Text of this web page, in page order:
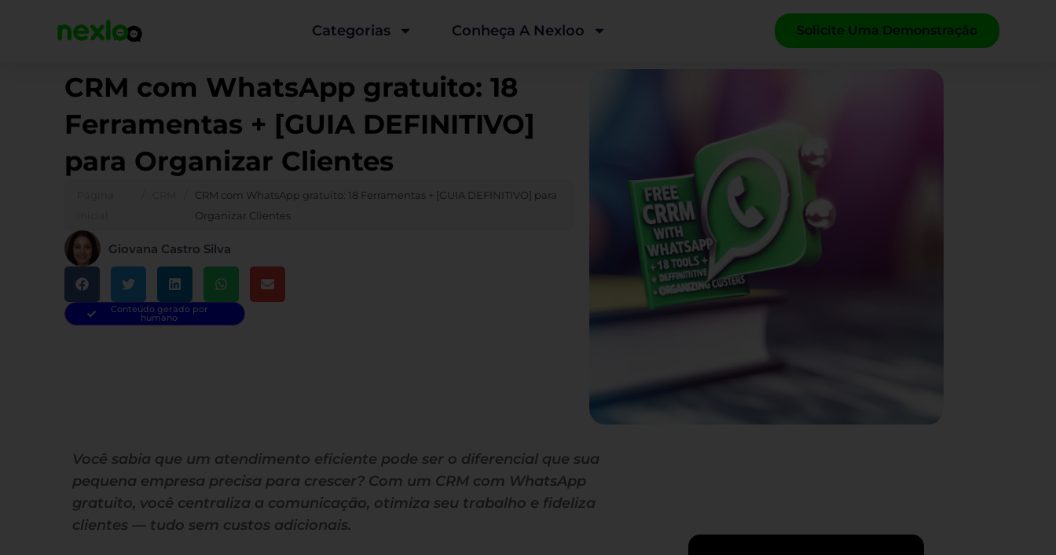
Categorias Conheça A Nexloo Solicite Uma Demonstração
CRM com WhatsApp gratuito: 18
Ferramentas + [GUIA DEFINITIVO]
para Organizar Clientes
CRM com WhatsApp gratuito: 18 Ferramentas + [GUIA DEFINITIVO] para
Organizar Clientes
Giovana Castro Silva
Conteúdo gerado por
humano
Você sabia que um atendimento eficiente pode ser o diferencial que sua
pequena empresa precisa para crescer? Com um CRM com WhatsApp
gratuito, você centraliza a comunicação, otimiza seu trabalho e fideliza
clientes — tudo sem custos adicionais.